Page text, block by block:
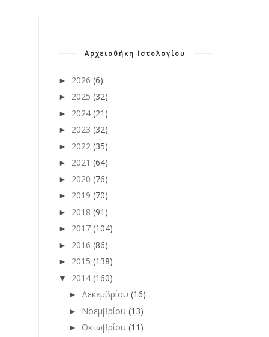
Αρχειοθήκη Ιστολογίου
► 2026 (6)
► 2025 (32)
► 2024 (21)
► 2023 (32)
► 2022 (35)
► 2021 (64)
► 2020 (76)
► 2019 (70)
► 2018 (91)
► 2017 (104)
► 2016 (86)
► 2015 (138)
▼ 2014 (160)
► Δεκεμβρίου (16)
► Νοεμβρίου (13)
► Οκτωβρίου (11)